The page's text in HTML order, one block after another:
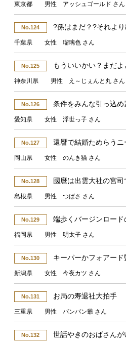
東京都 男性 アッシュゴールド さん
No.124 ?孫はまだ？?それよ
千葉県 女性 瑠璃色 さん
No.125 もういいかい？まだよ
神奈川県 男性 え～じぇんと丸 さん
No.126 条件をみんな引っ込め
愛知県 女性 浮世っ子 さん
No.127 還暦で結婚ためらうニ
岡山県 女性 のんき猫 さん
No.128 國麿は出雲大社の宮司
島根県 男性 つばさ さん
No.129 端歩くバージンロード
福岡県 男性 明太子 さん
No.130 キーパーかフォアード
新潟県 女性 今夜カツ さん
No.131 お局の寿退社大拍手
三重県 男性 バンバン爺 さん
No.132 世話やきのおばさんが